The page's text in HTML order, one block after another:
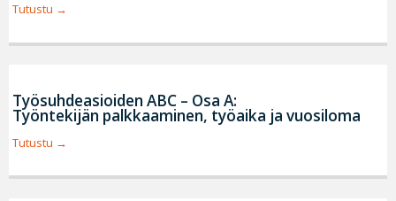
Tutustu
Työsuhdeasioiden ABC – Osa A:
Työntekijän palkkaaminen, työaika ja vuosiloma
Tutustu